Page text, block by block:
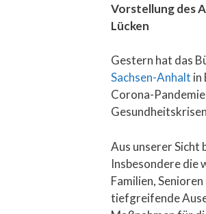
Vorstellung des
Lücken
Gestern hat das
Sachsen-Anhalt in
Corona-
Aus unserer Sicht
Insbesondere die
Familien,
tiefgreifende